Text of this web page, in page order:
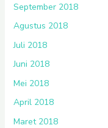
September 2018
Agustus 2018
Juli 2018
Juni 2018
Mei 2018
April 2018
Maret 2018